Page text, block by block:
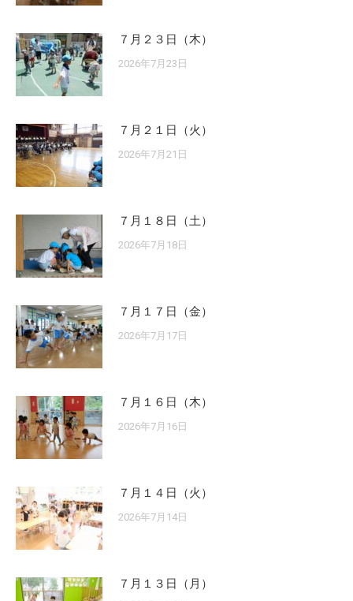
７月２３日（木）
2026年7月23日
７月２１日（火）
2026年7月21日
７月１８日（土）
2026年7月18日
７月１７日（金）
2026年7月17日
７月１６日（木）
2026年7月16日
７月１４日（火）
2026年7月14日
７月１３日（月）